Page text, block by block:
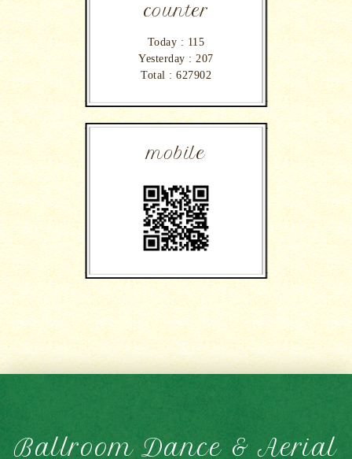
counter
Today : 115
Yesterday :207
Total : 627902
mobile
Ballroom Dance & Aerial